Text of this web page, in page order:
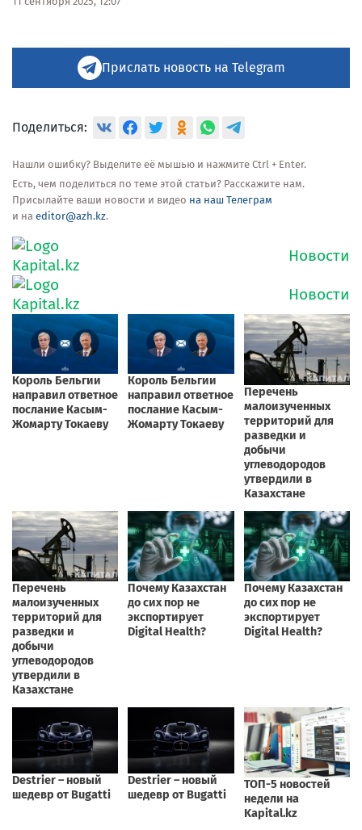
Прислать новость на Telegram
Поделиться:
Нашли ошибку? Выделите её мышью и нажмите Ctrl + Enter.
Есть, чем поделиться по теме этой статьи? Расскажите нам.
Присылайте ваши новости и видео на наш Телеграм
и на editor@azh.kz.